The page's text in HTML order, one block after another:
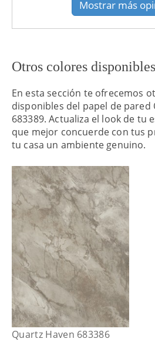
Mostrar más
Otros colores disponibles
En esta sección te ofrecemos
disponibles del papel de pared
683389. Actualiza el look de tu
que mejor concuerde con tus
tu casa un ambiente genuino.
Quartz Haven 683386